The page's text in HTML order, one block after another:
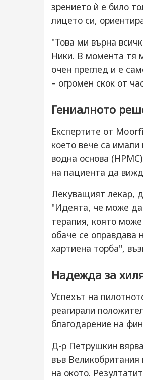
зрението ѝ е било
лицето си,
"Това ми върна
Ники. В момента тя
очен преглед и е
– огромен скок от
Гениалното
Експертите от
което вече са
водна основа
на пациента да
Лекуващият лекар,
"Идеята, че може да
терапия, която
обаче се оправдава
хартиена торба",
Надежда за
Успехът на
реагирали
благодарение на
Д-р Петрушкин
във Великобритания
на окото.